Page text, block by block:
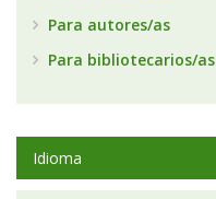
Para autores/as
Para bibliotecarios/as
Idioma